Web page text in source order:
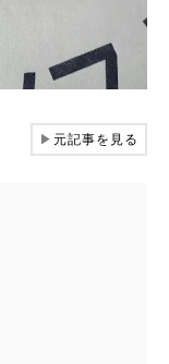
▶元記事を見る